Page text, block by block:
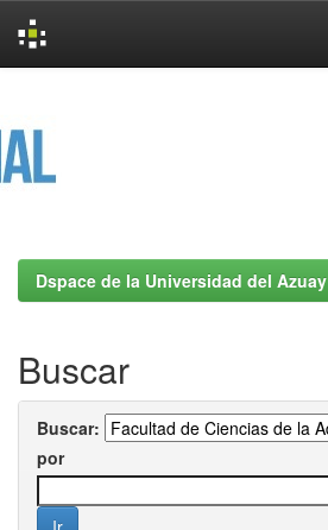
Dspace de la Universidad del Azuay
Buscar
Buscar:
por